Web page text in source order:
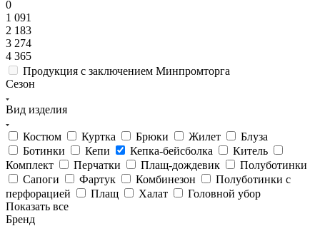
0
1 091
2 183
3 274
4 365
Продукция с заключением Минпромторга
Сезон
Вид изделия
Костюм Куртка Брюки Жилет
Блуза
Ботинки
Кепи Кепка-бейсболка
Китель
Комплект
Перчатки Плащ-дождевик
Полуботинки
Сапоги
Фартук Комбинезон
Полуботинки с
перфорацией
Плащ Халат
Головной убор
Показать все
Бренд